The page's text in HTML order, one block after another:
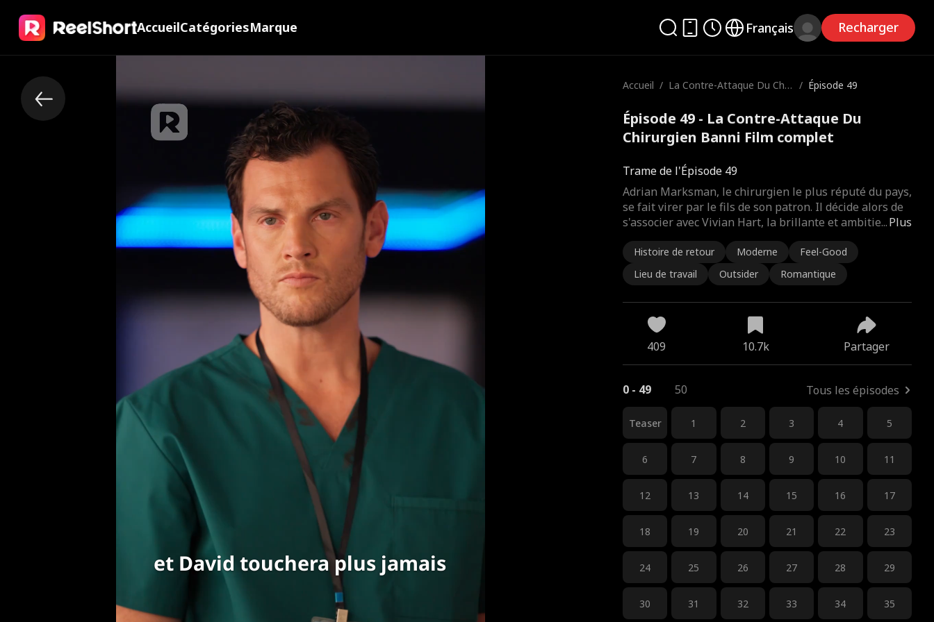
AccueilCatégoriesMarque Français Recharger
et David touchera plus jamais
Accueil / La Contre-Attaque Du Chir
/ Épisode 49
Épisode 49 - La Contre-Attaque Du
Chirurgien Banni Film complet
Trame de l'Épisode 49
Plus
Adrian Marksman, le chirurgien le plus réputé du pays,
se fait virer par le fils de son patron. Il décide alors de
s'associer avec Vivian Hart, la brillante et ambitie...
Histoire de retour Moderne
Feel-Good
Lieu de travail
Outsider Romantique
409 10.7k Partager
0 - 49 50 Tous les épisodes
Teaser 1 2 3 4 5
6 7 8 9 10 11
12 13 14 15 16 17
18 19 20 21 22 23
24 25 26 27 28 29
30 31 32 33 34 35